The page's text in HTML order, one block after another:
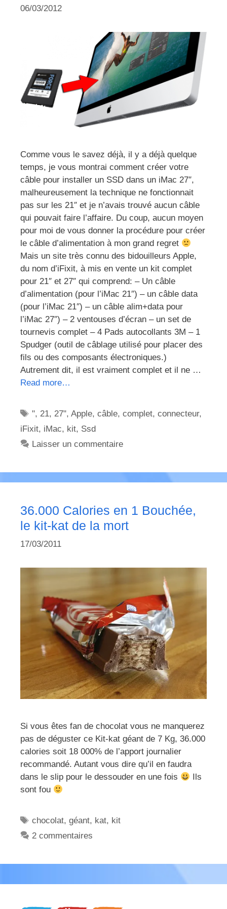
06/03/2012
Comme vous le savez déjà, il y a déjà quelque
temps, je vous montrai comment créer votre
câble pour installer un SSD dans un iMac 27″,
malheureusement la technique ne fonctionnait
pas sur les 21″ et je n’avais trouvé aucun câble
qui pouvait faire l’affaire. Du coup, aucun moyen
pour moi de vous donner la procédure pour créer
le câble d’alimentation à mon grand regret
Mais un site très connu des bidouilleurs Apple,
du nom d’iFixit, à mis en vente un kit complet
pour 21″ et 27″ qui comprend: – Un câble
d’alimentation (pour l’iMac 21″) – un câble data
(pour l’iMac 21″) – un câble alim+data pour
l’iMac 27″) – 2 ventouses d’écran – un set de
tournevis complet – 4 Pads autocollants 3M – 1
Spudger (outil de câblage utilisé pour placer des
fils ou des composants électroniques.)
Autrement dit, il est vraiment complet et il ne …
Read more…
Étiquettes
",21,27",Apple,câble,complet,connecteur,
iFixit, iMac, kit, Ssd
Laisser un commentaire
36.000 Calories en 1 Bouchée,
le kit-kat de la mort
17/03/2011
Si vous êtes fan de chocolat vous ne manquerez
pas de déguster ce Kit-kat géant de 7 Kg, 36.000
calories soit 18 000% de l’apport journalier
recommandé. Autant vous dire qu’il en faudra
dans le slip pour le dessouder en une fois
Ils
sont fou
Étiquettes
chocolat,géant, kat, kit
2 commentaires